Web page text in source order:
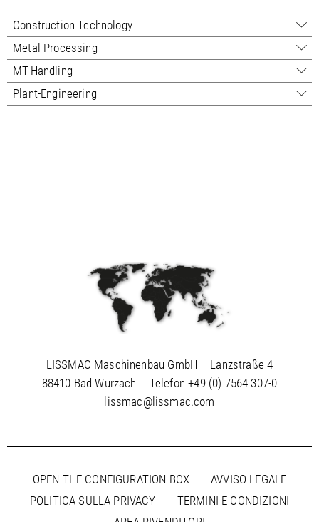
Construction Technology
Sales - Professional
Sales - Trading
Service
Metal Processing
Sales
Service
MT-Handling
Sales
Plant-Engineering
LISSMAC Maschinenbau GmbH
Lanzstraße 4
88410 Bad Wurzach
Telefon+49 (0) 7564 307-0
lissmac@lissmac.com
OPEN THE CONFIGURATION BOX
AVVISO LEGALE
POLITICA SULLA PRIVACY
TERMINI E CONDIZIONI